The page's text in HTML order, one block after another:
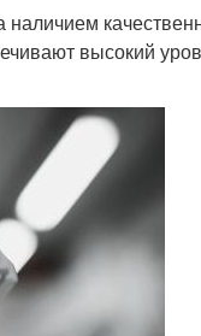
высокий